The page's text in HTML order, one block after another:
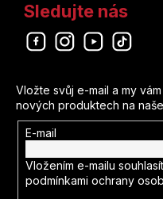
Sledujte nás
Odebírat newsletter
Vložte svůj e-mail a my
nových produktech na
E-mail
Vložením e-mailu
podmínkami ochrany